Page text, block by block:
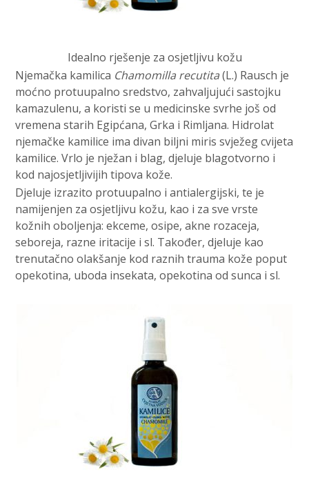
Idealno rješenje za osjetljivu kožu
Njemačka kamilica Chamomilla recutita(L.) Rausch je
moćno protuupalno sredstvo, zahvaljujući sastojku
kamazulenu, a koristi se u medicinske svrhe još od
vremena starih Egipćana, Grka i Rimljana. Hidrolat
njemačke kamilice ima divan biljni miris svježeg cvijeta
kamilice. Vrlo je nježan i blag, djeluje blagotvorno i
kod najosjetljivijih tipova kože.
Djeluje izrazito protuupalno i antialergijski, te je
namijenjen za osjetljivu kožu, kao i za sve vrste
kožnih oboljenja: ekceme, osipe, akne rozaceja,
seboreja, razne iritacije i sl. Također, djeluje kao
trenutačno olakšanje kod raznih trauma kože poput
opekotina, uboda insekata, opekotina od sunca i sl.